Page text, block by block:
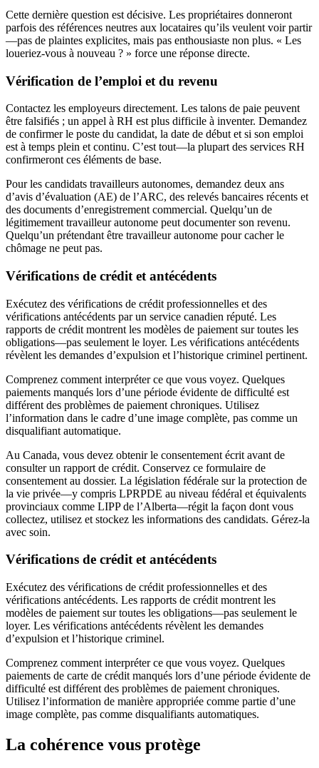
Cette dernière question est décisive. Les propriétaires donneront
parfois des références neutres aux locataires qu’ils veulent voir partir
—pas de plaintes explicites, mais pas enthousiaste non plus. « Les
loueriez-vous à nouveau ? » force une réponse directe.
Vérification de l’emploi et du revenu
Contactez les employeurs directement. Les talons de paie peuvent
être falsifiés ; un appel à RH est plus difficile à inventer. Demandez
de confirmer le poste du candidat, la date de début et si son emploi
est à temps plein et continu. C’est tout—la plupart des services RH
confirmeront ces éléments de base.
Pour les candidats travailleurs autonomes, demandez deux ans
d’avis d’évaluation (AE) de l’ARC, des relevés bancaires récents et
des documents d’enregistrement commercial. Quelqu’un de
légitimement travailleur autonome peut documenter son revenu.
Quelqu’un prétendant être travailleur autonome pour cacher le
chômage ne peut pas.
Vérifications de crédit et antécédents
Exécutez des vérifications de crédit professionnelles et des
vérifications antécédents par un service canadien réputé. Les
rapports de crédit montrent les modèles de paiement sur toutes les
obligations—pas seulement le loyer. Les vérifications antécédents
révèlent les demandes d’expulsion et l’historique criminel pertinent.
Comprenez comment interpréter ce que vous voyez. Quelques
paiements manqués lors d’une période évidente de difficulté est
différent des problèmes de paiement chroniques. Utilisez
l’information dans le cadre d’une image complète, pas comme un
disqualifiant automatique.
Au Canada, vous devez obtenir le consentement écrit avant de
consulter un rapport de crédit. Conservez ce formulaire de
consentement au dossier. La législation fédérale sur la protection de
la vie privée—y compris LPRPDE au niveau fédéral et équivalents
provinciaux comme LIPP de l’Alberta—régit la façon dont vous
collectez, utilisez et stockez les informations des candidats. Gérez-la
avec soin.
Vérifications de crédit et antécédents
Exécutez des vérifications de crédit professionnelles et des
vérifications antécédents. Les rapports de crédit montrent les
modèles de paiement sur toutes les obligations—pas seulement le
loyer. Les vérifications antécédents révèlent les demandes
d’expulsion et l’historique criminel.
Comprenez comment interpréter ce que vous voyez. Quelques
paiements de carte de crédit manqués lors d’une période évidente de
difficulté est différent des problèmes de paiement chroniques.
Utilisez l’information de manière appropriée comme partie d’une
image complète, pas comme disqualifiants automatiques.
La cohérence vous protège